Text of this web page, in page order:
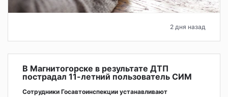
2 дня назад
В Магнитогорске в результате ДТП
пострадал 11-летний пользователь СИМ
Сотрудники Госавтоинспекции устанавливают